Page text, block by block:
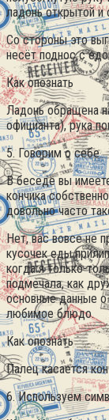
ладонь открытой и
Со стороны это
несёт поднос с
Как опознать
Ладонь обращена
официанта), рука
5. Говорим о себе
В беседе вы
кончика
довольно часто
Нет, вас вовсе не
кусочек еды
когда я только-
подмечала, как
основные данные
любимое блюдо.
Как опознать
Палец касается
6. Используем